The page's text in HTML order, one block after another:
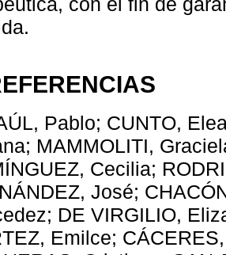
Pablo; CUNTO,
MAMMOLITI,
Cecilia;
José;
DE VIRGILIO,
Emilce;